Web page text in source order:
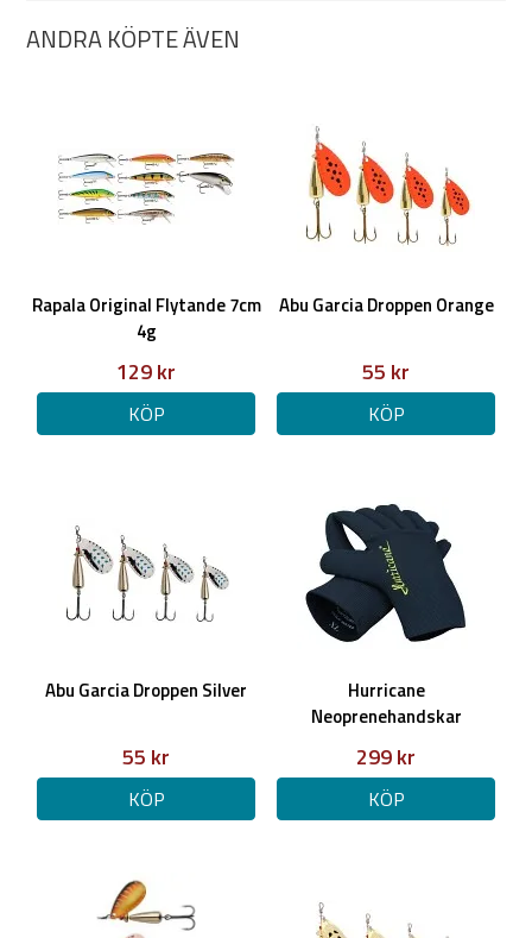
ANDRA KÖPTE ÄVEN
Rapala Original Flytande 7cm
4g
129 kr
KÖP
Abu Garcia Droppen Orange
55 kr
KÖP
Abu Garcia Droppen Silver
55 kr
KÖP
Hurricane
Neoprenehandskar
299 kr
KÖP